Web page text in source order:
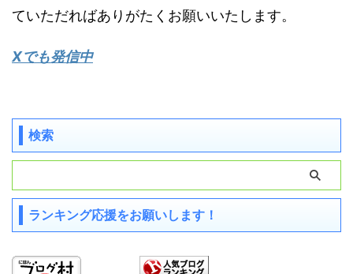
ていただればありがたくお願いいたします。
Xでも発信中
検索
ランキング応援をお願いします！